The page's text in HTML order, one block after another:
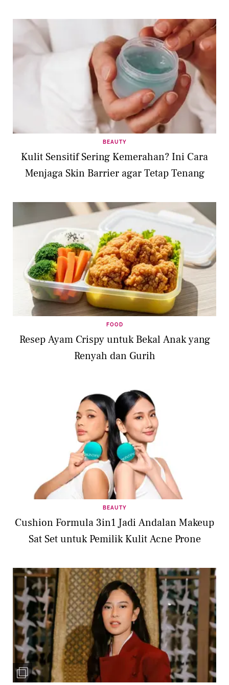
BEAUTY
Kulit Sensitif Sering Kemerahan? Ini Cara
Menjaga Skin Barrier agar Tetap Tenang
FOOD
Resep Ayam Crispy untuk Bekal Anak yang
Renyah dan Gurih
BEAUTY
Cushion Formula 3in1 Jadi Andalan Makeup
Sat Set untuk Pemilik Kulit Acne Prone